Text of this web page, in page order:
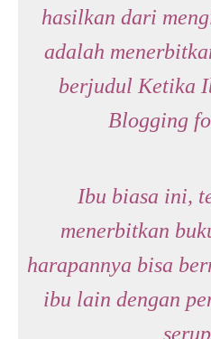
hasilkan dari
adalah
berjudul Ketika
Blogging
Ibu biasa ini,
menerbitkan
harapannya bisa
ibu lain dengan